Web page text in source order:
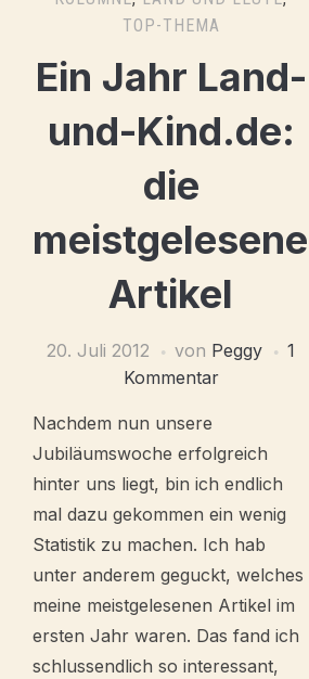
TOP-THEMA
Ein Jahr Land-
und-Kind.de:
die
meistgelesenen
Artikel
20. Juli 2012 von Peggy
1
Kommentar
Nachdem nun unsere
Jubiläumswoche erfolgreich
hinter uns liegt, bin ich endlich
mal dazu gekommen ein wenig
Statistik zu machen. Ich hab
unter anderem geguckt, welches
meine meistgelesenen Artikel im
ersten Jahr waren. Das fand ich
schlussendlich so interessant,